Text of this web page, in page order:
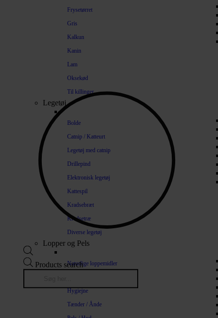
Frysetørret
Gris
Kalkun
Kanin
Lam
Oksekød
Til killinger
Legetøj
Bolde
Catnip / Katteurt
Legetøj med catnip
Drillepind
Elektronisk legetøj
Kattespil
Kradsebræt
Kradsetræ
Diverse legetøj
Lopper og Pels
Naturlige loppemidler
Hygiejne
Tænder / Ånde
Products search